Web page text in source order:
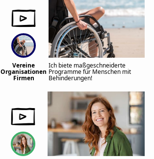
Vereine
Organisationen
Firmen
Ich biete maßgeschneiderte
Programme für Menschen mit
Behinderungen!